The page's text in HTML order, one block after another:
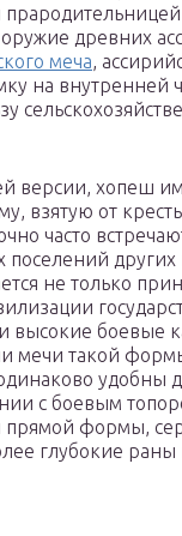
оружие древних
меча,
на внутренней
версии, хопеш
взятую от
часто
поселений
не только
высокие боевые
мечи такой
удобны
с боевым
формы,
глубокие